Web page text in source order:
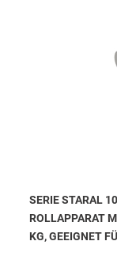
SERIE STARAL
ROLLAPPARAT
KG, GEEIGNET